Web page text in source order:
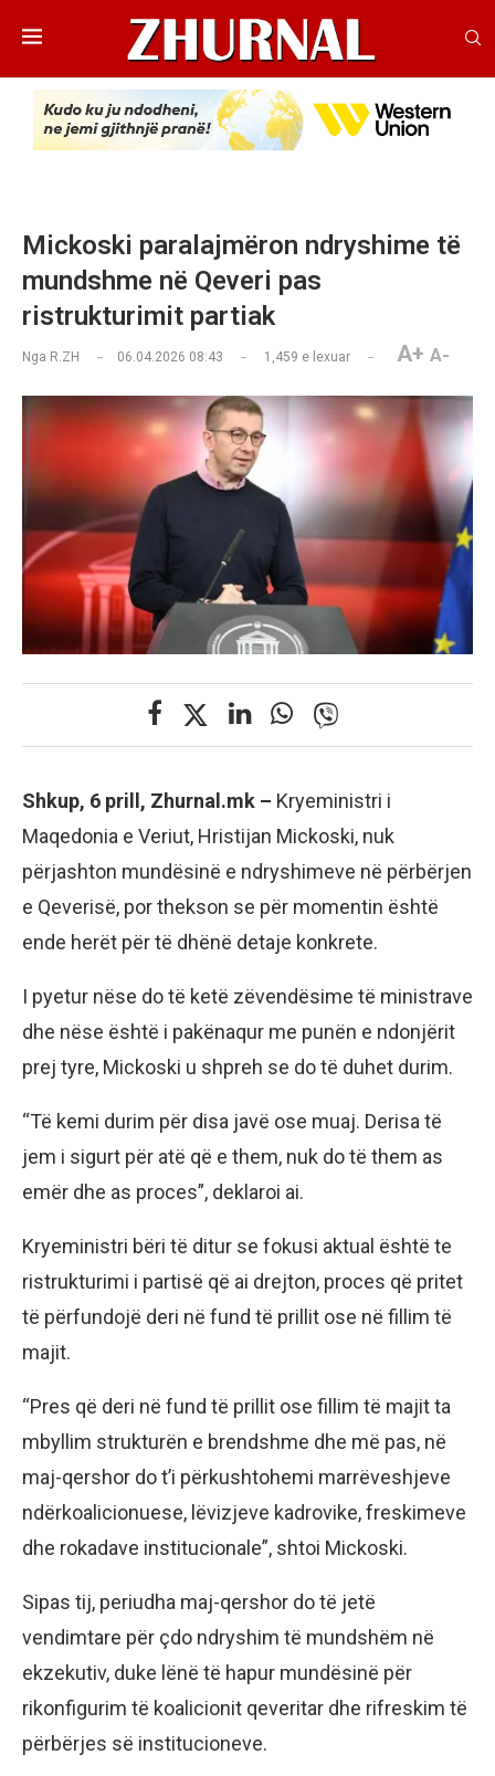
Mickoski paralajmëron ndryshime të
mundshme në Qeveri pas
ristrukturimit partiak
Nga R.ZH 06.04.2026 08:43 1,459 e lexuar A+ A-
Shkup, 6 prill, Zhurnal.mk – Kryeministri i
Maqedonia e Veriut, Hristijan Mickoski, nuk
përjashton mundësinë e ndryshimeve në përbërjen
e Qeverisë, por thekson se për momentin është
ende herët për të dhënë detaje konkrete.
I pyetur nëse do të ketë zëvendësime të ministrave
dhe nëse është i pakënaqur me punën e ndonjërit
prej tyre, Mickoski u shpreh se do të duhet durim.
“Të kemi durim për disa javë ose muaj. Derisa të
jem i sigurt për atë që e them, nuk do të them as
emër dhe as proces”, deklaroi ai.
Kryeministri bëri të ditur se fokusi aktual është te
ristrukturimi i partisë që ai drejton, proces që pritet
të përfundojë deri në fund të prillit ose në fillim të
majit.
“Pres që deri në fund të prillit ose fillim të majit ta
mbyllim strukturën e brendshme dhe më pas, në
maj-qershor do t’i përkushtohemi marrëveshjeve
ndërkoalicionuese, lëvizjeve kadrovike, freskimeve
dhe rokadave institucionale”, shtoi Mickoski.
Sipas tij, periudha maj-qershor do të jetë
vendimtare për çdo ndryshim të mundshëm në
ekzekutiv, duke lënë të hapur mundësinë për
rikonfigurim të koalicionit qeveritar dhe rifreskim të
përbërjes së institucioneve.